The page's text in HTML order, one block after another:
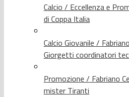
Calcio / Eccellenza e
di Coppa Italia
Calcio Giovanile /
Giorgetti coordinatori
Promozione / Fabriano
mister Tiranti